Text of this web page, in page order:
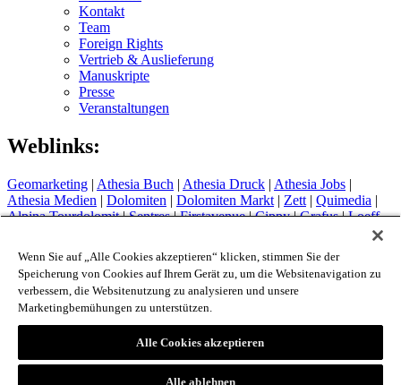
Kontakt
Team
Foreign Rights
Vertrieb & Auslieferung
Manuskripte
Presse
Veranstaltungen
Weblinks:
Geomarketing | Athesia Buch | Athesia Druck | Athesia Jobs |
Athesia Medien | Dolomiten | Dolomiten Markt | Zett | Quimedia |
Alpina Tourdolomit|Sentres|Firstavenue|Cippy|Grafus|Loeff
Schnals|Sport Media Südtirol
Impressum
Privacy Policy
Cookie Policy
Wenn Sie auf „Alle Cookies akzeptieren“ klicken, stimmen Sie der
Speicherung von Cookies auf Ihrem Gerät zu, um die Websitenavigation zu
verbessern, die Websitenutzung zu analysieren und unsere
Marketingbemühungen zu unterstützen.
Alle Cookies akzeptieren
Alle ablehnen